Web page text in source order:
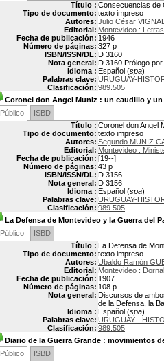
Título : Consecuencias de
Tipo de documento: texto impreso
Autores: Julio César
Editorial: Montevideo : Letras
Fecha de publicación: 1946
Número de páginas: 327 p
ISBN/ISSN/DL: D 3160
Nota general: D 3160 Prólogo
Idioma : Español (spa)
Palabras clave: URUGUAY-
Clasificación: 989.505
Coronel don Angel Muniz : un caudillo y un
Público
ISBD
Título : Coronel don Angel
Tipo de documento: texto impreso
Autores: Segundo MUNIZ
Editorial: Montevideo :
Fecha de publicación: [19--]
Número de páginas: 43 p
ISBN/ISSN/DL: D 3156
Nota general: D 3156
Idioma : Español (spa)
Palabras clave: URUGUAY-
Clasificación: 989.505
La Defensa de Montevideo y la Guerra del
Público
ISBD
Título : La Defensa de
Tipo de documento: texto impreso
Autores: Ubaldo Ramón
Editorial: Montevideo :
Fecha de publicación: 1907
Número de páginas: 108 p
Nota general: Discursos de
de la Defensa, la
Idioma : Español (spa)
Palabras clave: URUGUAY -
Clasificación: 989.505
Diario de la Guerra Grande : movimientos
Público
ISBD